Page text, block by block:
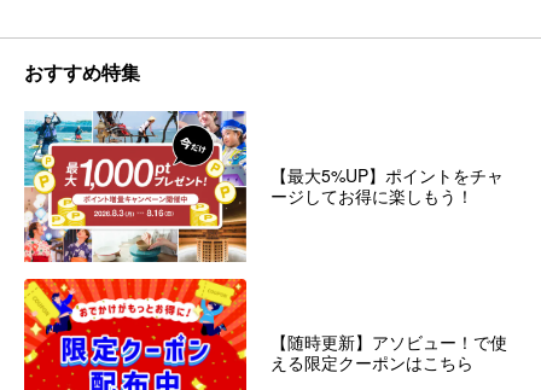
おすすめ特集
【最大5%UP】ポイントをチャ
ージしてお得に楽しもう！
【随時更新】アソビュー！で使
える限定クーポンはこちら